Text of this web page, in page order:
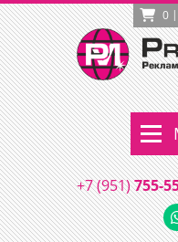
0 |
+7 (951)755-